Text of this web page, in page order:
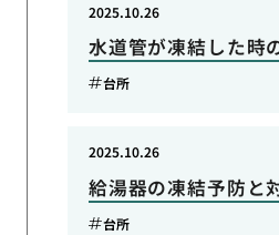
水道管が凍結した時
2025.10.26
台所
給湯器の凍結予防と
2025.10.26
台所